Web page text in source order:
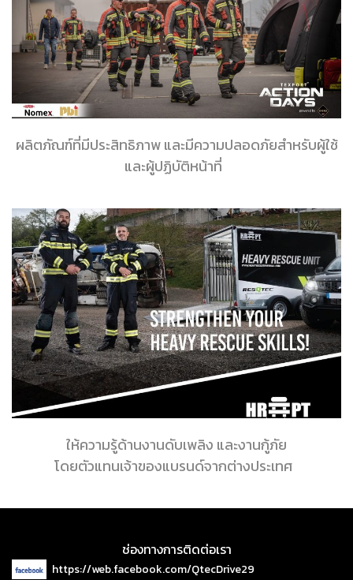
ผลิตภัณฑ์ที่มีประสิทธิภาพ และมีความปลอดภัยสำหรับผู้ใช้
และผู้ปฏิบัติหน้าที่
ให้ความรู้ด้านงานดับเพลิง และงานกู้ภัย
โดยตัวแทนเจ้าของแบรนด์จากต่างประเทศ
ช่องทางการติดต่อเรา
https://web.facebook.com/QtecDrive29